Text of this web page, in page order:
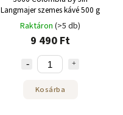
Langmajer szemes kávé 500 g
Raktáron (>5 db)
9 490 Ft
Kosárba